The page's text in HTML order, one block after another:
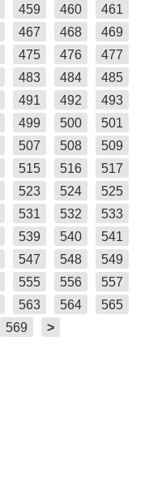
459 460
461
467 468
469
475 476
477
483 484
485
491 492
493
499 500
501
507 508
509
515 516
517
523 524
525
531 532
533
539 540
541
547 548
549
555 556
557
563 564
565
569 >